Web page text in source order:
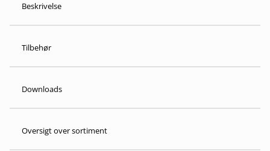
Beskrivelse
Tilbehør
Downloads
Oversigt over sortiment